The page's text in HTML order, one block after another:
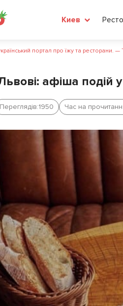
Киев
портал про їжу та ресторани. —
афіша подій
Переглядів:1950 Час на